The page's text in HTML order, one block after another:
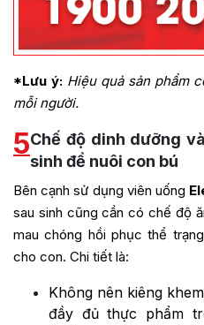
*Lưu ý: Hiệu quả sản phẩm
mỗi người.
5Chế độ dinh dưỡng
sinh để nuôi con bú
Bên cạnh sử dụng viên uống
sau sinh cũng cần có chế độ
mau chóng hồi phục thể
cho con. Chi tiết là:
Không nên kiêng
đầy đủ thực phẩm